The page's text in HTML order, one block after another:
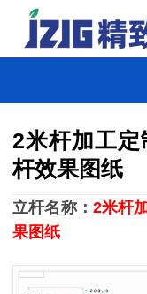
2米杆加工
杆效果图纸
立杆名称： 2米杆
果图纸